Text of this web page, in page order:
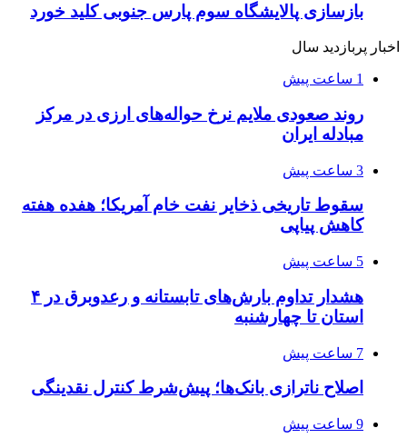
بازسازی پالایشگاه سوم پارس جنوبی کلید خورد
اخبار پربازدید سال
1 ساعت پیش
روند صعودی ملایم نرخ حواله‌های ارزی در مرکز
مبادله ایران
3 ساعت پیش
سقوط تاریخی ذخایر نفت خام آمریکا؛ هفده هفته
کاهش پیاپی
5 ساعت پیش
هشدار تداوم بارش‌های تابستانه و رعدوبرق در ۴
استان تا چهارشنبه
7 ساعت پیش
اصلاح ناترازی بانک‌ها؛ پیش‌شرط کنترل نقدینگی
9 ساعت پیش